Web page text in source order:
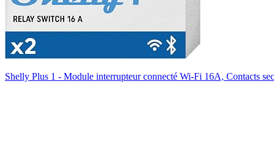
Shelly Plus 1 - Module interrupteur connecté Wi-Fi 16A, Contacts